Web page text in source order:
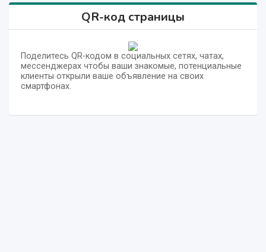
QR-код страницы
Поделитесь QR-кодом в социальных сетях, чатах,
мессенджерах чтобы ваши знакомые, потенциальные
клиенты открыли ваше объявление на своих
смартфонах.